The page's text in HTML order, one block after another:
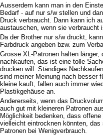
Ausserdem kann man in den
Bedarf - auf nur s/w stellen und
Druck verbraucht. Dann kann ich
austauschen, wenn sie verbraucht
Da der Brother nur s/w druckt,
Farbdruck angeben bzw. zum
Grosse XL-Patronen halten
nachkaufen, das ist eine tolle
drucken will. Ständiges
sind meiner Meinung nach besser
kleine kauft, fallen auch immer
Plastikgehäuse an.
Andererseits, wenn das
auch gut mit kleineren Patronen
Möglichkeit bedenken, dass
vielleicht eintrocknen könnten,
Patronen bei Wenigverbrauch.